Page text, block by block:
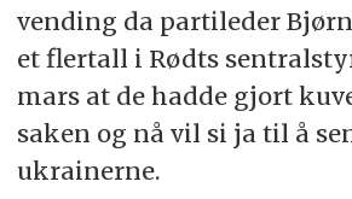
vending da partileder
et flertall i Rødts
mars at de hadde gjort
saken og nå vil si ja til å
ukrainerne.